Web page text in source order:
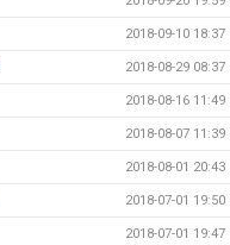
2018-09-10 18:37
2018-08-29 08:37
2018-08-16 11:49
2018-08-07 11:39
2018-08-01 20:43
2018-07-01 19:50
2018-07-01 19:47